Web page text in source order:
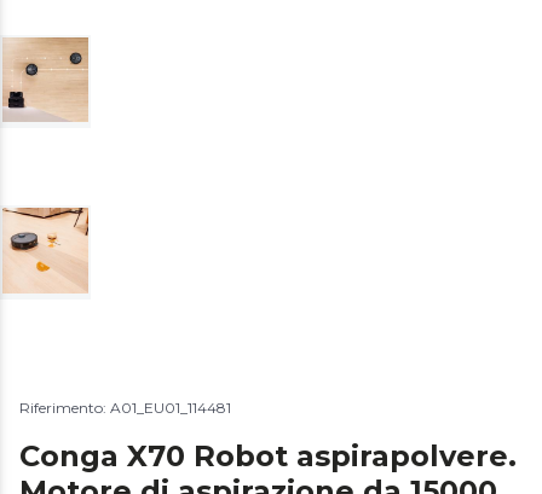
Riferimento: A01_EU01_114481
Conga X70 Robot aspirapolvere.